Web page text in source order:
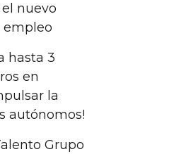
nuevo
empleo
hasta 3
en
la
autónomos!
Grupo